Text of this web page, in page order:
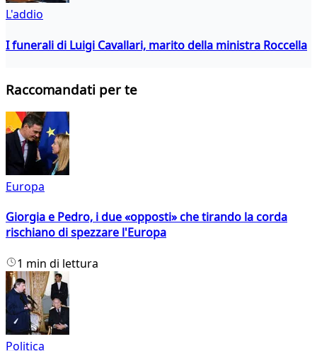
L'addio
I funerali di Luigi Cavallari, marito della ministra Roccella
Raccomandati per te
Europa
Giorgia e Pedro, i due «opposti» che tirando la corda
rischiano di spezzare l'Europa
1 min di lettura
Politica